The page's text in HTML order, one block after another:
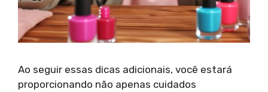
Ao seguir essas dicas adicionais, você estará
proporcionando não apenas cuidados